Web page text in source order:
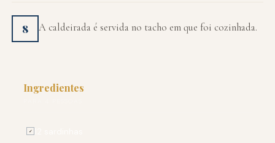
8 A caldeirada é servida no tacho em que foi cozinhada.
Ingredientes
✓